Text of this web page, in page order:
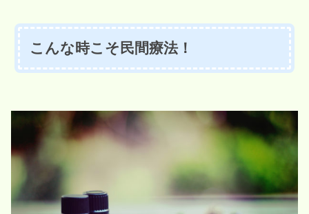
こんな時こそ民間療法！